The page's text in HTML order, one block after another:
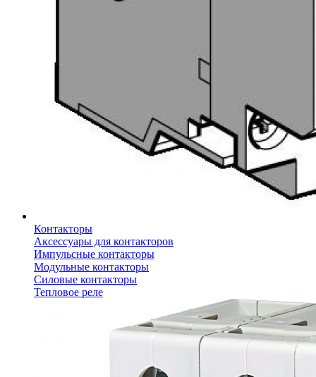
Контакторы
Аксессуары для контакторов
Импульсные контакторы
Модульные контакторы
Силовые контакторы
Тепловое реле